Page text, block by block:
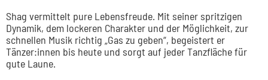
Shag vermittelt pure Lebensfreude. Mit seiner spritzigen
Dynamik, dem lockeren Charakter und der Möglichkeit, zur
schnellen Musik richtig „Gas zu geben“, begeistert er
Tänzer:innen bis heute und sorgt auf jeder Tanzfläche für
gute Laune.